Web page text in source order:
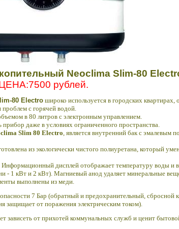
Neoclima Slim-80
рублей.
80 Electroшироко используется в городских квартирах,
с горячей водой.
в 80 литров с электронным управлением.
даже в условиях ограниченного пространства.
Slim 80 Electro , является внутренний бак c эмалевым
из экологически чистого полиуретана, который
дисплей отображает температуру воды и
- 1 кВт и 2 кВт). Магниевый анод удаляет минеральные
выполнены из меди.
7 Бар (обратный и предохранительный, сбросной
защищает от поражения электрическим током).
зависеть от прихотей коммунальных служб и ценит